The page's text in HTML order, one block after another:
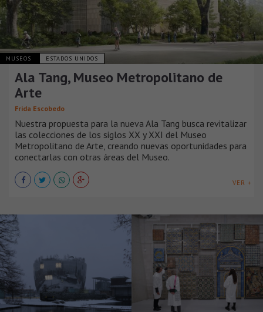
MUSEOS ESTADOS UNIDOS
Ala Tang, Museo Metropolitano de
Arte
Frida Escobedo
Nuestra propuesta para la nueva Ala Tang busca revitalizar
las colecciones de los siglos XX y XXI del Museo
Metropolitano de Arte, creando nuevas oportunidades para
conectarlas con otras áreas del Museo.
VER +